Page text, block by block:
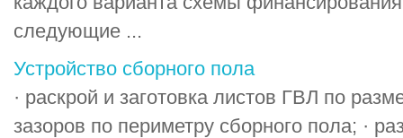
следующие ...
Устройство сборного пола
· раскрой и заготовка листов ГВЛ по
зазоров по периметру сборного пола; ·